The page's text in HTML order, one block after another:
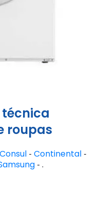
roupas
Consul - Continental -
- .